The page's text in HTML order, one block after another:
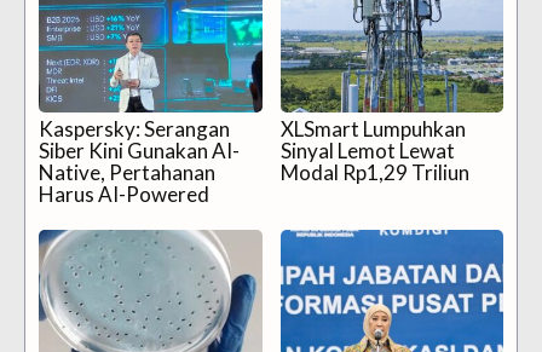
Kaspersky: Serangan
Siber Kini Gunakan AI-
Native, Pertahanan
Harus AI-Powered
XLSmart Lumpuhkan
Sinyal Lemot Lewat
Modal Rp1,29 Triliun